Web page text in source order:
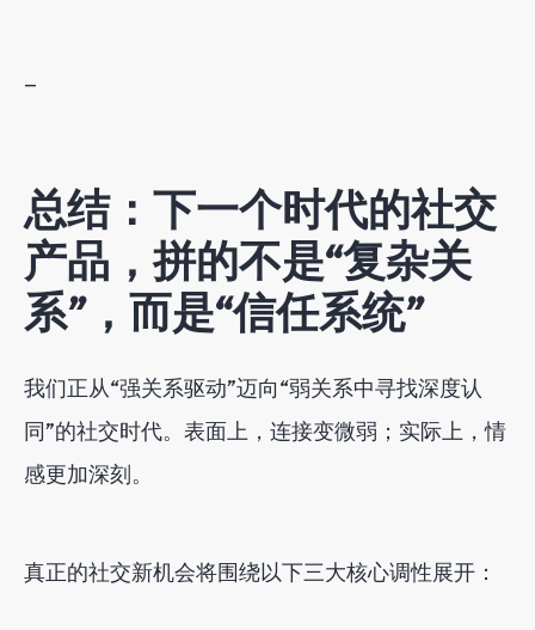
—
总结：下一个时代的社交
产品，拼的不是“复杂关
系”，而是“信任系统”
我们正从“强关系驱动”迈向“弱关系中寻找深度认
同”的社交时代。表面上，连接变微弱；实际上，情
感更加深刻。
真正的社交新机会将围绕以下三大核心调性展开：